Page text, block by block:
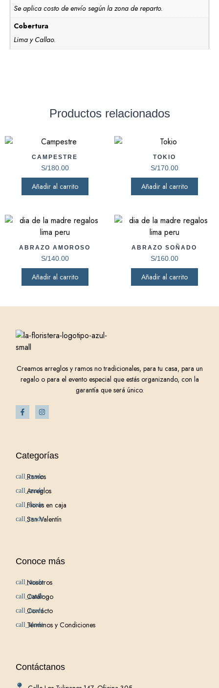
Se aplica costo de envío según la zona de reparto.
Cobertura
Lima y Callao.
Productos relacionados
CAMPESTRE
S/180.00
Añadir al carrito
TOKIO
S/170.00
Añadir al carrito
ABRAZO AMOROSO
S/140.00
Añadir al carrito
ABRAZO SOÑADO
S/160.00
Añadir al carrito
Creamos arreglos y ramos no tradicionales, para tu casa, para un
regalo o para el evento especial que estás organizando, con la
garantía que será único.
Categorías
Ramos
Arreglos
Flores en caja
San Valentín
Conoce más
Nosotros
Catálogo
Contácto
Términos y Condiciones
Contáctanos